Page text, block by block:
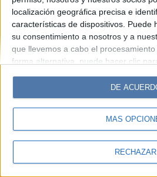
localización geográfica precisa e
características de dispositivos. Puede
su consentimiento a nosotros y a
que llevemos a cabo el
forma alternativa, puede hacer clic
cambiar sus preferencias antes de
Tenga en cuenta que algún
personales puede no requerir de su
tiene el derecho de rechazar tal
sus preferencias o retirar su
MÁS
RECHAZAR
DE